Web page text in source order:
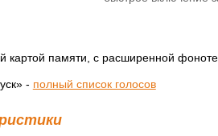
картой памяти, с расширенной
- полный список голосов